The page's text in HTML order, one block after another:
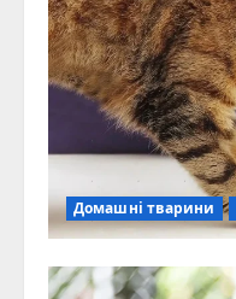
Домашні тварини